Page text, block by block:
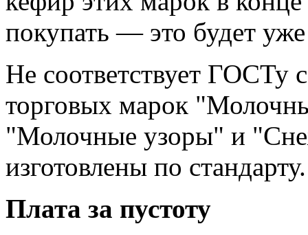
покупать — это будет
Не соответствует ГОСТу
торговых марок
"Молочные узоры" и
изготовлены по стандарту.
Плата за пустоту